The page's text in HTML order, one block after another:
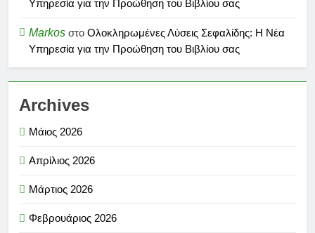
Υπηρεσία για την Προώθηση του Βιβλίου σας
Markos στο Ολοκληρωμένες Λύσεις Σεφαλίδης: Η Νέα
Υπηρεσία για την Προώθηση του Βιβλίου σας
Archives
Μάιος 2026
Απρίλιος 2026
Μάρτιος 2026
Φεβρουάριος 2026